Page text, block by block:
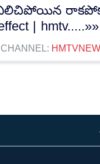
| hmtv.....»»
CHANNEL: